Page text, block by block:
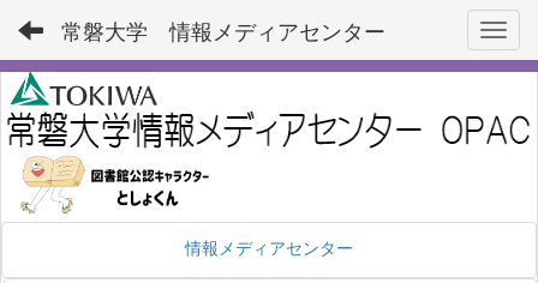
常磐大学 情報メディアセンター
情報メディアセンター